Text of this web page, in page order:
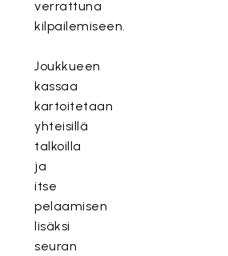
verrattuna
kilpailemiseen.
Joukkueen
kassaa
kartoitetaan
yhteisillä
talkoilla
ja
itse
pelaamisen
lisäksi
seuran